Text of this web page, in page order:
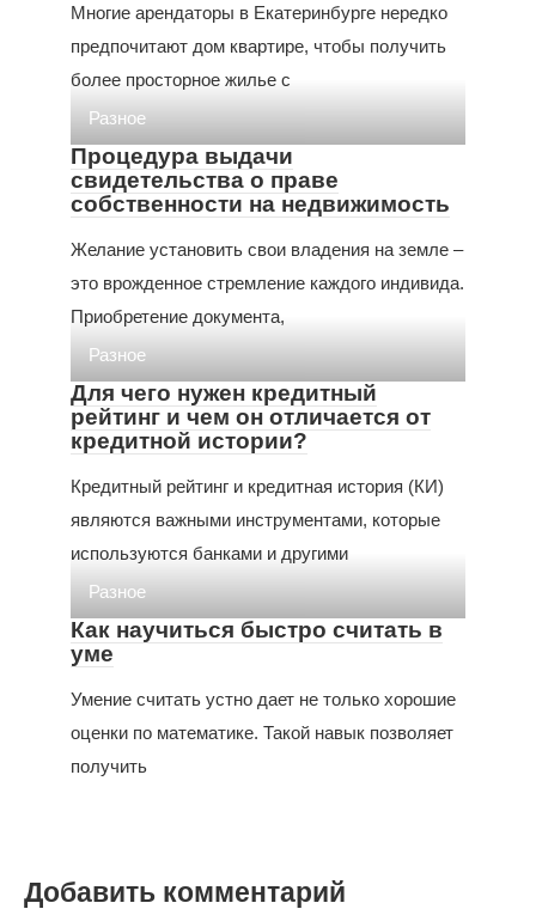
Многие арендаторы в Екатеринбурге нередко
предпочитают дом квартире, чтобы получить
более просторное жилье с
Разное
Процедура выдачи
свидетельства о праве
собственности на недвижимость
Желание установить свои владения на земле –
это врожденное стремление каждого индивида.
Приобретение документа,
Разное
Для чего нужен кредитный
рейтинг и чем он отличается от
кредитной истории?
Кредитный рейтинг и кредитная история (КИ)
являются важными инструментами, которые
используются банками и другими
Разное
Как научиться быстро считать в
уме
Умение считать устно дает не только хорошие
оценки по математике. Такой навык позволяет
получить
Добавить комментарий